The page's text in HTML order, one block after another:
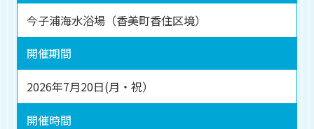
今子浦海水浴場（香美町香住区境）
開催期間
2026年7月20日(月・祝）
開催時間